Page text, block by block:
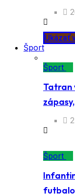
Ukázať
Šport
Šport
Tatran
Šport